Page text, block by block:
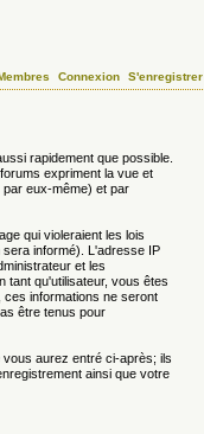
Connexion S'enregistrer
rapidement que possible.
expriment la vue et
eux-même) et par
qui violeraient les lois
informé). L'adresse IP
et les
tant qu'utilisateur, vous êtes
informations ne seront
être tenus pour
aurez entré ci-après; ils
ainsi que votre